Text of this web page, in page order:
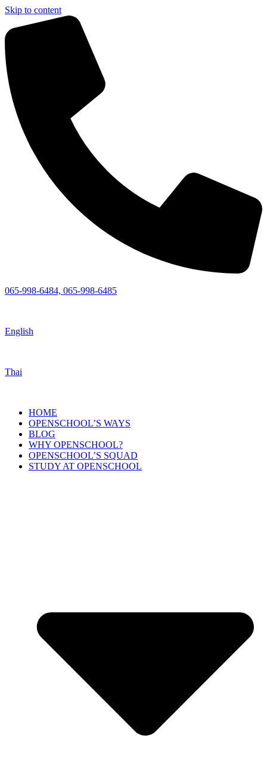
Skip to content
065-998-6484, 065-998-6485
English
Thai
HOME
OPENSCHOOL’S WAYS
BLOG
WHY OPENSCHOOL?
OPENSCHOOL’S SQUAD
STUDY AT OPENSCHOOL